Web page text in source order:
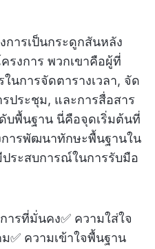
การเป็นกระดูกสันหลัง
รงการ พวกเขาคือผู้ที่
นการจัดตารางเวลา, จัด
ประชุม, และการสื่อสาร
บพื้นฐาน นี่คือจุดเริ่มต้นที่
ารพัฒนาทักษะพื้นฐานใน
ระสบการณ์ในการรับมือ
ารที่มั่นคง✅ ความใส่ใจ
✅ ความเข้าใจพื้นฐาน